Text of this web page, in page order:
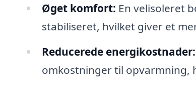
Øget komfort: En velisoleret
stabiliseret, hvilket giver et
Reducerede energikostnader:
omkostninger til opvarmning,